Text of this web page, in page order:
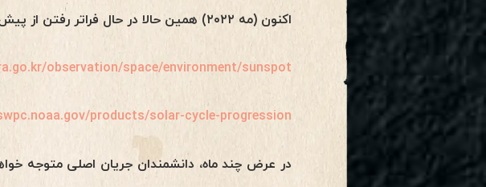
اکنون (مه ۲۰۲۲) همین حالا در حال فراتر رفتن از پیش‌بینی NOAA برای اوج چرخه در ۲۰۲۵ است:
observation/space/environment/sunspot
products/solar-cycle-progression
در عرض چند ماه، دانشمندان جریان اصلی متوجه